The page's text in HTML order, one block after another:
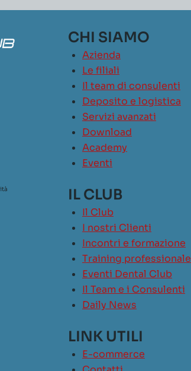
CHI SIAMO
Azienda
Le filiali
Il team di consulenti
Deposito e logistica
Servizi avanzati
Download
Academy
Eventi
IL CLUB
Il Club
I nostri Clienti
Incontri e formazione
Training professionale
Eventi Dental Club
Il Team e i Consulenti
Daily News
LINK UTILI
E-commerce